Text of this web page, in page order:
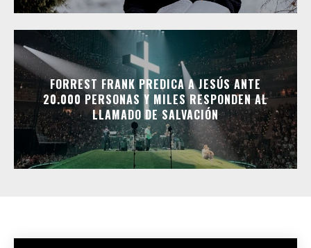
FORREST FRANK PREDICA A JESÚS ANTE
20.000 PERSONAS Y MILES RESPONDEN AL
LLAMADO DE SALVACIÓN